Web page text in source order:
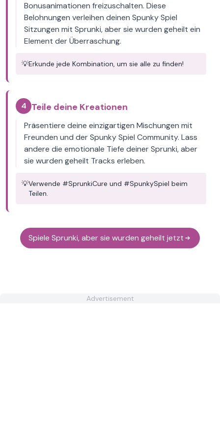
Bonusanimationen freizuschalten. Diese
Belohnungen verleihen deinen Spunky Spiel
Sitzungen mit Sprunki, aber sie wurden geheilt ein
Element der Überraschung.
💡Erkunde jede Kombination, um sie alle zu finden!
4 Teile deine Kreationen
Präsentiere deine einzigartigen Mischungen mit
Freunden und der Spunky Spiel Community. Lass
andere die emotionale Tiefe deiner Sprunki, aber
sie wurden geheilt Tracks erleben.
💡Verwende #SprunkiCure und #SpunkySpiel beim
Teilen.
Spiele Sprunki, aber sie wurden geheilt jetzt
Advertisement